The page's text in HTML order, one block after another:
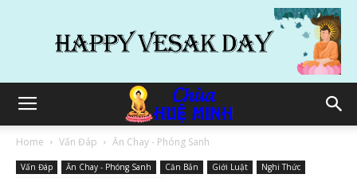
Home Vấn Đáp Ăn Chay - Phóng Sanh
Vấn Đáp Ăn Chay - Phóng Sanh Căn Bản Giới Luật
Nghi Thức